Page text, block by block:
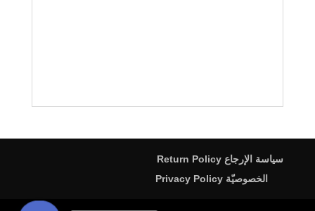
سياسة الإرجاع Return Policy
الخصوصيّة Privacy Policy